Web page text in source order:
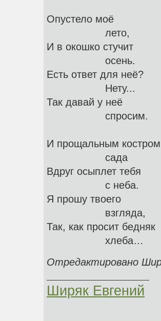
Опустело моё
лето,
И в окошко стучит
осень.
Есть ответ для неё?
Нету...
Так давай у неё
спросим.
И прощальным костром
сада
Вдруг осыплет тебя
с неба.
Я прошу твоего
взгляда,
Так, как просит бедняк
хлеба…
Отредактировано
Ширяк Евгений